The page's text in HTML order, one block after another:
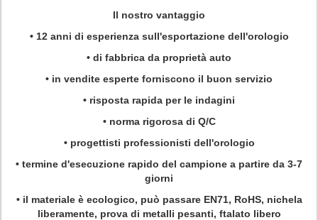
Il nostro vantaggio
• 12 anni di esperienza sull'esportazione dell'orologio
• di fabbrica da proprietà auto
• in vendite esperte forniscono il buon servizio
• risposta rapida per le indagini
• norma rigorosa di Q/C
• progettisti professionisti dell'orologio
• termine d'esecuzione rapido del campione a partire da 3-7
giorni
• il materiale è ecologico, può passare EN71, RoHS, nichela
liberamente, prova di metalli pesanti, ftalato libero